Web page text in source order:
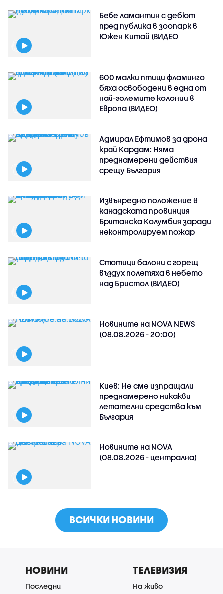
Бебе ламантин с дебют
пред публика в зоопарк в
Южен Китай (ВИДЕО
600 малки птици фламинго
бяха освободени в една от
най-големите колонии в
Европа (ВИДЕО)
Адмирал Ефтимов за дрона
край Кардам: Няма
преднамерени действия
срещу България
Извънредно положение в
канадската провинция
Британска Колумбия заради
неконтролируем пожар
Стотици балони с горещ
въздух полетяха в небето
над Бристол (ВИДЕО)
Новините на NOVA NEWS
(08.08.2026 - 20:00)
Киев: Не сме изпращали
преднамерено никакви
летателни средства към
България
Новините на NOVA
(08.08.2026 - централна)
ВСИЧКИ НОВИНИ
НОВИНИ
Последни
ТЕЛЕВИЗИЯ
На живо